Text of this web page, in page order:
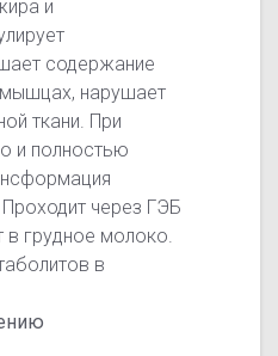
и
содержание
мышцах, нарушает
ткани. При
и полностью
через ГЭБ
в грудное молоко.
в